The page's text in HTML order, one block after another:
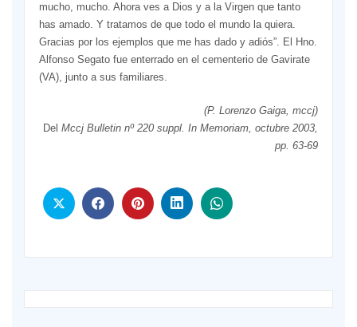
mucho, mucho. Ahora ves a Dios y a la Virgen que tanto
has amado. Y tratamos de que todo el mundo la quiera.
Gracias por los ejemplos que me has dado y adiós”. El Hno.
Alfonso Segato fue enterrado en el cementerio de Gavirate
(VA), junto a sus familiares.
(P. Lorenzo Gaiga, mccj)
DelMccj Bulletin nº 220 suppl. In Memoriam, octubre 2003,
pp. 63-69